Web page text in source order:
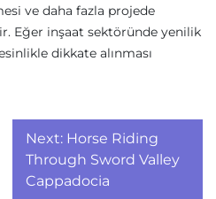
ve daha fazla projede
Eğer inşaat sektöründe yenilik
dikkate alınması
Next: Horse Riding
Through Sword Valley
Cappadocia